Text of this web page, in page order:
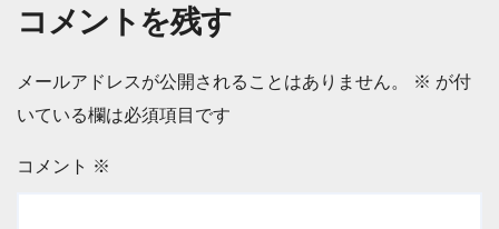
コメントを残す
メールアドレスが公開されることはありません。 ※ が付
いている欄は必須項目です
コメント ※